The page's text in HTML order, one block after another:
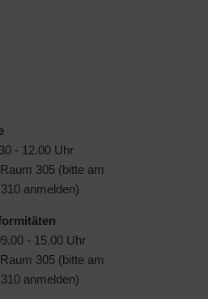
- 12.00 Uhr
305 (bitte am
anmelden)
- 15.00 Uhr
305 (bitte am
anmelden)